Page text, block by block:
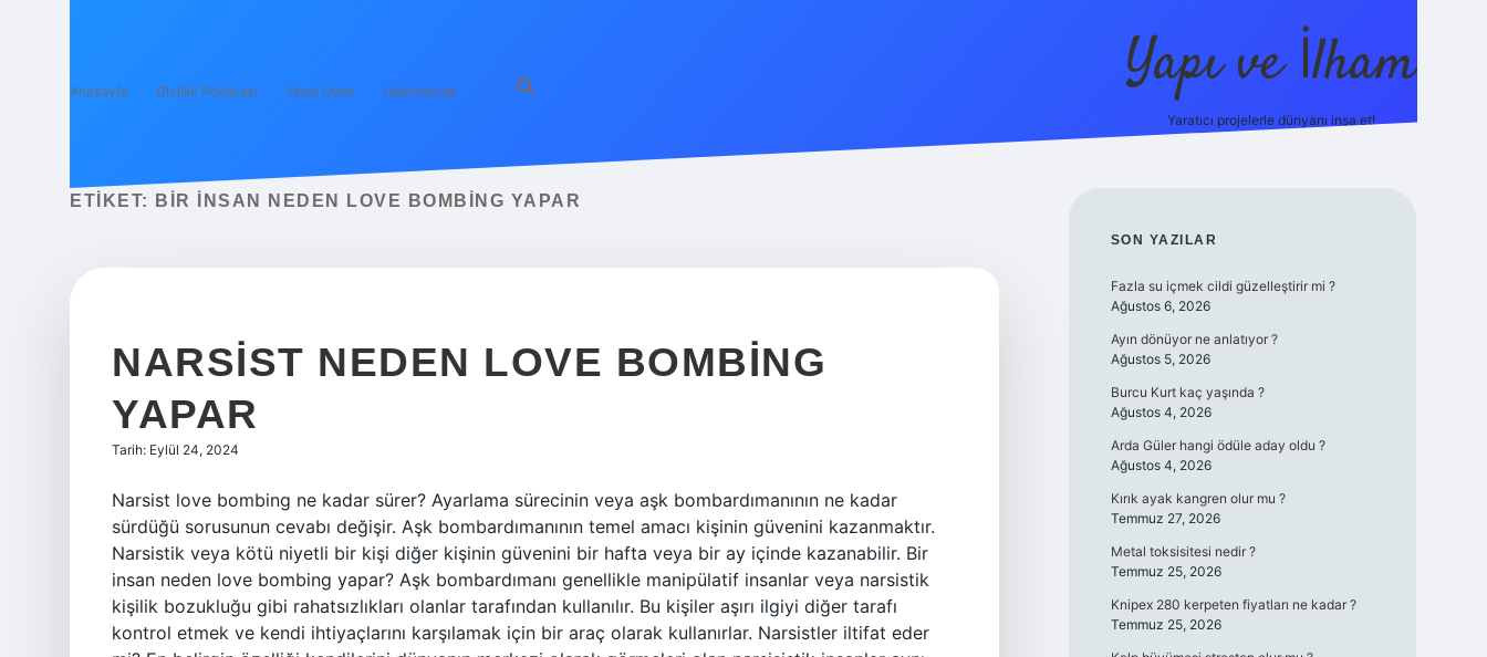
Anasayfa Gizlilik Politikası Yasal Uyarı Hakkımızda Yapı ve İlham
Yaratıcı projelerle dünyanı inşa et!
ETIKET: BIR INSAN NEDEN LOVE BOMBING YAPAR
NARSIST NEDEN LOVE BOMBING
YAPAR
Tarih: Eylül 24, 2024
Narsist love bombing ne kadar sürer? Ayarlama sürecinin veya aşk bombardımanının ne kadar
sürdüğü sorusunun cevabı değişir. Aşk bombardımanının temel amacı kişinin güvenini kazanmaktır.
Narsistik veya kötü niyetli bir kişi diğer kişinin güvenini bir hafta veya bir ay içinde kazanabilir. Bir
insan neden love bombing yapar? Aşk bombardımanı genellikle manipülatif insanlar veya narsistik
kişilik bozukluğu gibi rahatsızlıkları olanlar tarafından kullanılır. Bu kişiler aşırı ilgiyi diğer tarafı
kontrol etmek ve kendi ihtiyaçlarını karşılamak için bir araç olarak kullanırlar. Narsistler iltifat eder
SIDEBAR
SON YAZILAR
Fazla su içmek cildi güzelleştirir mi ?
Ağustos 6, 2026
Ayın dönüyor ne anlatıyor ?
Ağustos 5, 2026
Burcu Kurt kaç yaşında ?
Ağustos 4, 2026
Arda Güler hangi ödüle aday oldu ?
Ağustos 4, 2026
Kırık ayak kangren olur mu ?
Temmuz 27, 2026
Metal toksisitesi nedir ?
Temmuz 25, 2026
Knipex 280 kerpeten fiyatları ne kadar ?
Temmuz 25, 2026